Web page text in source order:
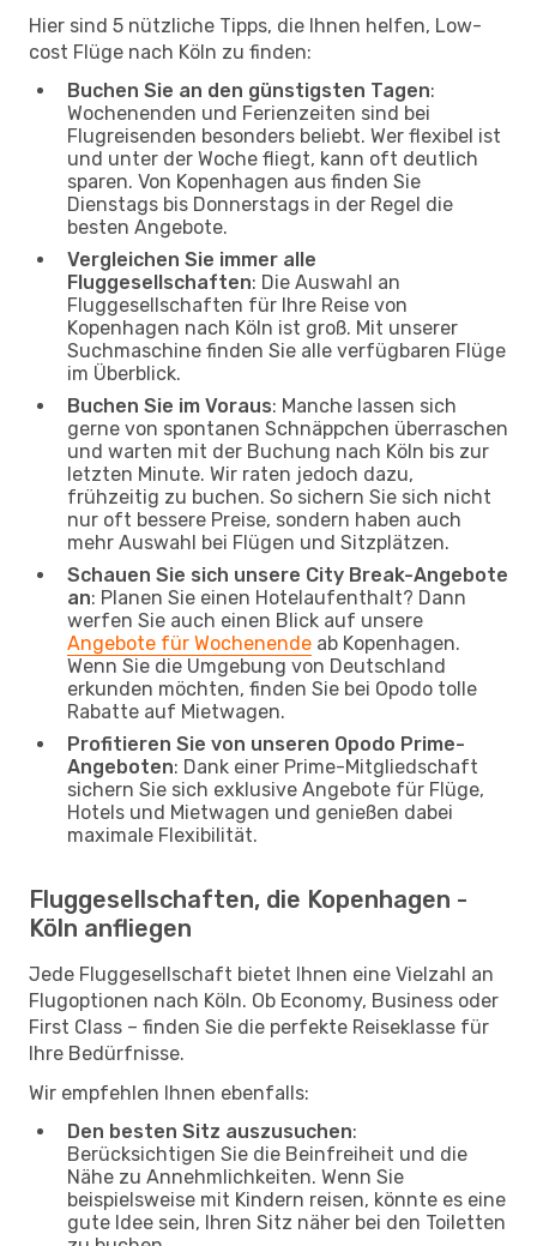
Hier sind 5 nützliche Tipps, die Ihnen helfen, Low-
cost Flüge nach Köln zu finden:
Buchen Sie an den günstigsten Tagen:
Wochenenden und Ferienzeiten sind bei
Flugreisenden besonders beliebt. Wer flexibel ist
und unter der Woche fliegt, kann oft deutlich
sparen. Von Kopenhagen aus finden Sie
Dienstags bis Donnerstags in der Regel die
besten Angebote.
Vergleichen Sie immer alle
Fluggesellschaften: Die Auswahl an
Fluggesellschaften für Ihre Reise von
Kopenhagen nach Köln ist groß. Mit unserer
Suchmaschine finden Sie alle verfügbaren Flüge
im Überblick.
Buchen Sie im Voraus: Manche lassen sich
gerne von spontanen Schnäppchen überraschen
und warten mit der Buchung nach Köln bis zur
letzten Minute. Wir raten jedoch dazu,
frühzeitig zu buchen. So sichern Sie sich nicht
nur oft bessere Preise, sondern haben auch
mehr Auswahl bei Flügen und Sitzplätzen.
Schauen Sie sich unsere City Break-Angebote
an: Planen Sie einen Hotelaufenthalt? Dann
werfen Sie auch einen Blick auf unsere
Angebote für Wochenende ab Kopenhagen.
Wenn Sie die Umgebung von Deutschland
erkunden möchten, finden Sie bei Opodo tolle
Rabatte auf Mietwagen.
Profitieren Sie von unseren Opodo Prime-
Angeboten: Dank einer Prime-Mitgliedschaft
sichern Sie sich exklusive Angebote für Flüge,
Hotels und Mietwagen und genießen dabei
maximale Flexibilität.
Fluggesellschaften, die Kopenhagen -
Köln anfliegen
Jede Fluggesellschaft bietet Ihnen eine Vielzahl an
Flugoptionen nach Köln. Ob Economy, Business oder
First Class – finden Sie die perfekte Reiseklasse für
Ihre Bedürfnisse.
Wir empfehlen Ihnen ebenfalls:
Den besten Sitz auszusuchen:
Berücksichtigen Sie die Beinfreiheit und die
Nähe zu Annehmlichkeiten. Wenn Sie
beispielsweise mit Kindern reisen, könnte es eine
gute Idee sein, Ihren Sitz näher bei den Toiletten